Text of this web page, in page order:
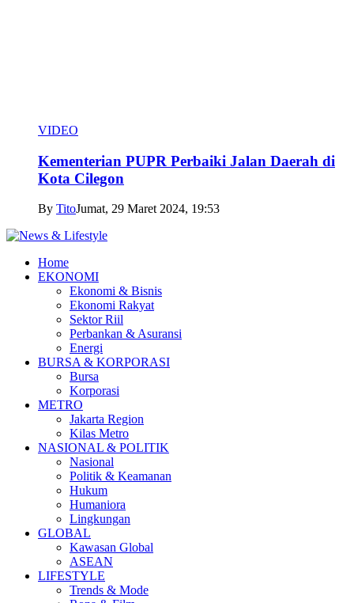
VIDEO
Kementerian PUPR Perbaiki Jalan Daerah di
Kota Cilegon
By TitoJumat, 29 Maret 2024, 19:53
Home
EKONOMI
Ekonomi & Bisnis
Ekonomi Rakyat
Sektor Riil
Perbankan & Asuransi
Energi
BURSA & KORPORASI
Bursa
Korporasi
METRO
Jakarta Region
Kilas Metro
NASIONAL & POLITIK
Nasional
Politik & Keamanan
Hukum
Humaniora
Lingkungan
GLOBAL
Kawasan Global
ASEAN
LIFESTYLE
Trends & Mode